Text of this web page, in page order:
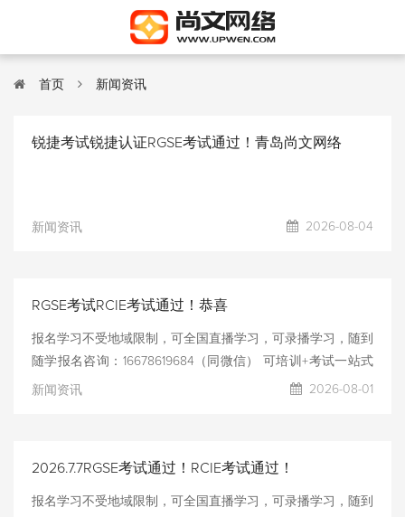
首页 新闻资讯
锐捷考试锐捷认证RGSE考试通过！青岛尚文网络
新闻资讯 2026-08-04
RGSE考试RCIE考试通过！恭喜
报名学习不受地域限制，可全国直播学习，可录播学习，随到
随学报名咨询：16678619684（同微信） 可培训+考试一站式
服务，可只报名考试安排提供考试模拟测试，测试通过后考
新闻资讯 2026-08-01
2026.7.7RGSE考试通过！RCIE考试通过！
报名学习不受地域限制，可全国直播学习，可录播学习，随到